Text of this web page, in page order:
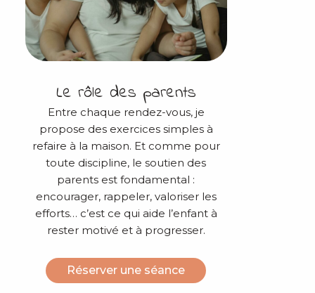
Le rôle des parents
Entre chaque rendez-vous, je
propose des exercices simples à
refaire à la maison. Et comme pour
toute discipline, le soutien des
parents est fondamental :
encourager, rappeler, valoriser les
efforts… c’est ce qui aide l’enfant à
rester motivé et à progresser.
Réserver une séance